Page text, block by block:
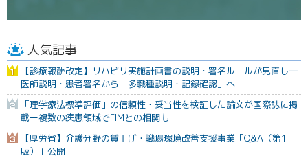
人気記事
【診療報酬改定】リハビリ実施計画書の説明・署名ルールが見直し―
医師説明・患者署名から「多職種説明・記録確認」へ
「理学療法標準評価」の信頼性・妥当性を検証した論文が国際誌に掲
載ー複数の疾患領域でFIMとの相関も
【厚労省】介護分野の賃上げ・職場環境改善支援事業「Q&A（第1
版）」公開